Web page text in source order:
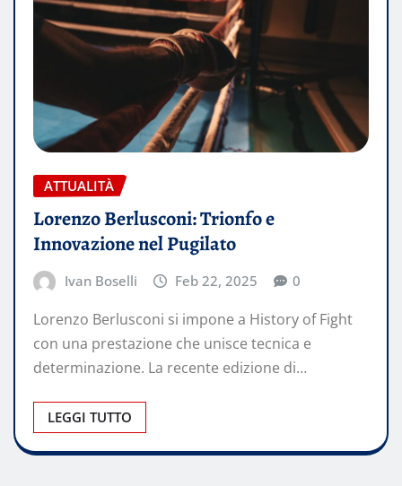
ATTUALITÀ
Lorenzo Berlusconi: Trionfo e
Innovazione nel Pugilato
Ivan Boselli Feb 22, 2025 0
Lorenzo Berlusconi si impone a History of Fight
con una prestazione che unisce tecnica e
determinazione. La recente edizione di…
LEGGI TUTTO